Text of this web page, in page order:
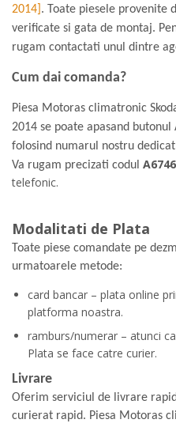
2014] . Toate piesele provenite
verificate si gata de montaj.
rugam contactati unul dintre
Cum dai comanda?
Piesa Motoras climatronic
2014 se poate apasand butonul
folosind numarul nostru dedicat
Va rugam precizati codul
telefonic.
Modalitati de Plata
Toate piese comandate pe
urmatoarele metode:
card bancar – plata online
platforma noastra.
ramburs/numerar – atunci
Plata se face catre curier.
Livrare
Oferim serviciul de livrare
curierat rapid. Piesa Motoras